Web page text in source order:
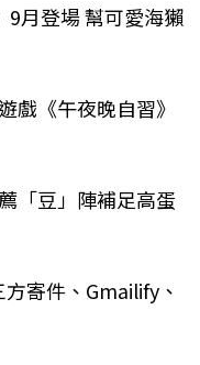
月登場 幫可愛海獺
戲《午夜晚自習》
「豆」陣補足高蛋
寄件、Gmailify、